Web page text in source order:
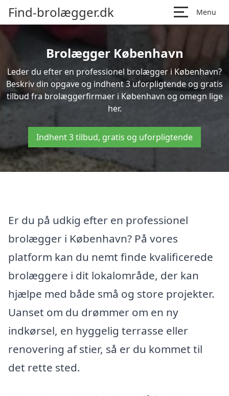
Find-brolægger.dk Menu
Brolægger København
Leder du efter en professionel brolægger i København?
Beskriv din opgave og indhent 3 uforpligtende og gratis
tilbud fra brolæggerfirmaer i København og omegn lige
her.
Indhent 3 tilbud, gratis og uforpligtende
Er du på udkig efter en professionel
brolægger i København? På vores
platform kan du nemt finde kvalificerede
brolæggere i dit lokalområde, der kan
hjælpe med både små og store projekter.
Uanset om du drømmer om en ny
indkørsel, en hyggelig terrasse eller
renovering af stier, så er du kommet til
det rette sted.